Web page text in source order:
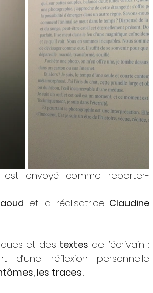
est envoyé comme reporter-
et la réalisatrice Claudine
et des textes de l’écrivain :
d’une réflexion personnelle
les traces…